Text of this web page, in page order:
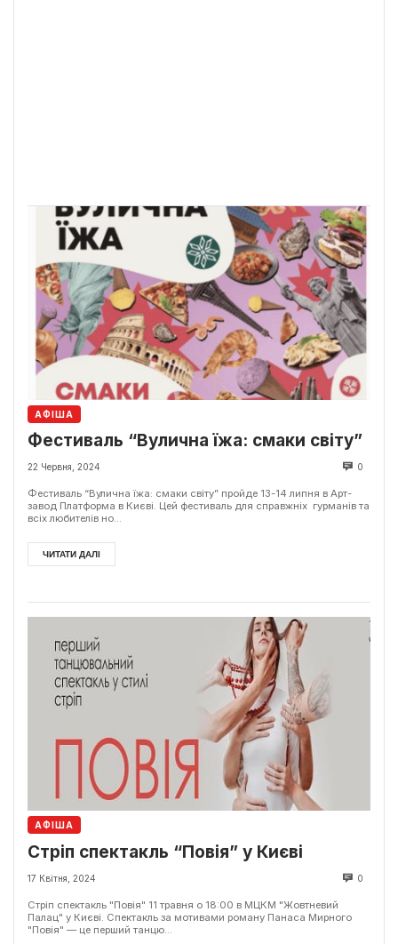
АФІША
Фестиваль “Вулична їжа: смаки світу”
22 Червня, 2024 0
Фестиваль “Вулична їжа: смаки світу” пройде 13-14 липня в Арт-
завод Платформа в Києві. Цей фестиваль для справжніх гурманів та
всіх любителів но...
ЧИТАТИ ДАЛІ
АФІША
Стріп спектакль “Повія” у Києві
17 Квітня, 2024 0
Стріп спектакль "Повія" 11 травня о 18:00 в МЦКМ "Жовтневий
Палац" у Києві. Спектакль за мотивами роману Панаса Мирного
"Повія" — це перший танцю...